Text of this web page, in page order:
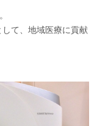
て、地域医療に貢献